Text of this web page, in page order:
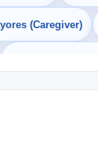
(Caregiver)
(English/